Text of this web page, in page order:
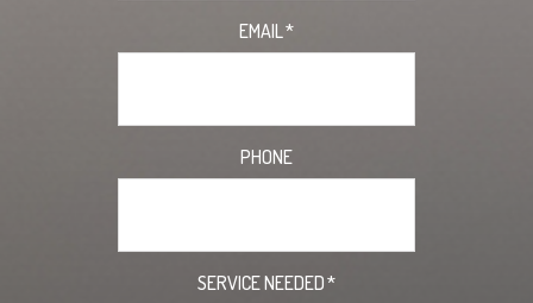
EMAIL*
PHONE
SERVICE NEEDED*